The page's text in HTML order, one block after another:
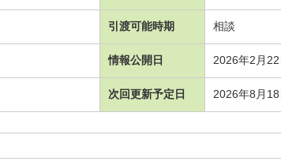
引渡可能時期 相談
情報公開日 2026年2月22
次回更新予定日 2026年8月18